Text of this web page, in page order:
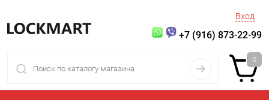
Вход
+7 (916) 873-22-99
0